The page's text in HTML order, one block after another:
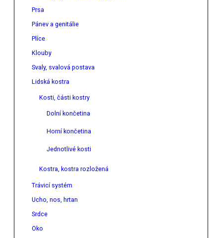
Prsa
Pánev a genitálie
Plíce
Klouby
Svaly, svalová postava
Lidská kostra
Kosti, části kostry
Dolní končetina
Horní končetina
Jednotlivé kosti
Kostra, kostra rozložená
Trávicí systém
Ucho, nos, hrtan
Srdce
Oko